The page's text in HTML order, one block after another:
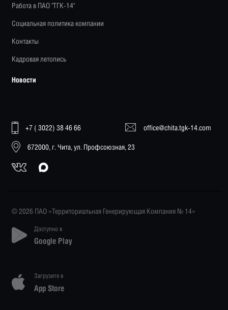
Работа в ПАО "ТГК-14"
Социальная политика компании
Контакты
Кадровая летопись
Новости
+7 ( 3022) 38 46 66 office@chita.tgk-14.com
672000, г. Чита, ул. Профсоюзная, 23
© 2026 ПАО «Территориальная Генерирующая Компания № 14»
Доступно в
Google Play
Загрузите в
App Store